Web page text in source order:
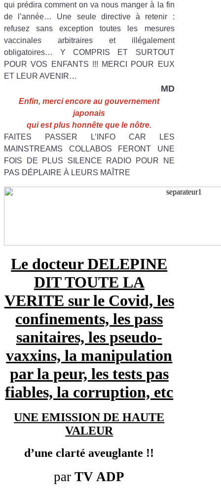
qui prédira comment on va nous manger à la fin
de l’année… Une seule directive à retenir :
refusez sans exception toutes les mesures
vaccinales arbitraires et illégalement
obligatoires… Y COMPRIS ET SURTOUT
POUR VOS ENFANTS !!! MERCI POUR EUX
ET LEUR AVENIR…
MD
Enfin, merci encore au gouvernement
japonais
qui est plus honnête que le nôtre.
FAITES PASSER L’INFO CAR LES
MAINSTREAMS COLLABOS FERONT UNE
FOIS DE PLUS SILENCE RADIO POUR NE
PAS DÉPLAIRE À LEURS MAÎTRE
Le docteur DELEPINE
DIT TOUTE LA
VERITE sur le Covid, les
confinements, les pass
sanitaires, les pseudo-
vaxxins, la manipulation
par la peur, les tests pas
fiables, la corruption, etc
UNE EMISSION DE HAUTE
VALEUR
d’une clarté aveuglante !!
parTV ADP